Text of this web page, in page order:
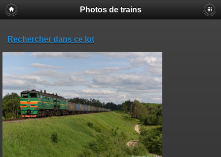
Photos de trains
Rechercher dans ce lot